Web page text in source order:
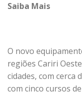
Saiba Mais
O novo
regiões Cariri
cidades, com cerca
com cinco cursos